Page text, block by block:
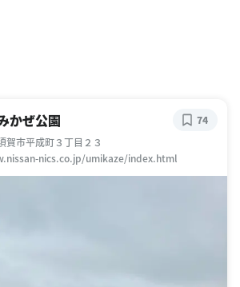
かぜ公園
賀市平成町３丁目２３
nics.co.jp/umikaze/index.html
74